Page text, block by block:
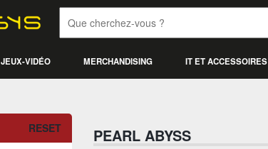
JEUX-VIDÉO MERCHANDISING IT ET ACCESSOIRES
RESET PEARL ABYSS